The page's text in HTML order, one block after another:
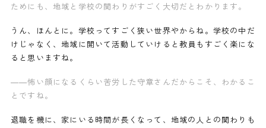
ためにも、地域と学校の関わりがすごく大切だとわかります。
うん、ほんとに。学校ってすごく狭い世界やからね。学校の中だ
けじゃなく、地域に開いて活動していけると教員もすごく楽にな
ると思いますね。
——怖い顔になるくらい苦労した守章さんだからこそ、わかるこ
とですね。
退職を機に、家にいる時間が長くなって、地域の人との関わりも